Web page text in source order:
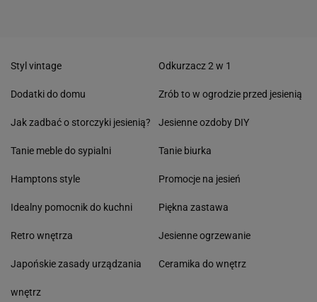
Styl vintage
Dodatki do domu
Jak zadbać o storczyki jesienią?
Tanie meble do sypialni
Hamptons style
Idealny pomocnik do kuchni
Retro wnętrza
Japońskie zasady urządzania
wnętrz
Odkurzacz 2 w 1
Zrób to w ogrodzie przed jesienią
Jesienne ozdoby DIY
Tanie biurka
Promocje na jesień
Piękna zastawa
Jesienne ogrzewanie
Ceramika do wnętrz